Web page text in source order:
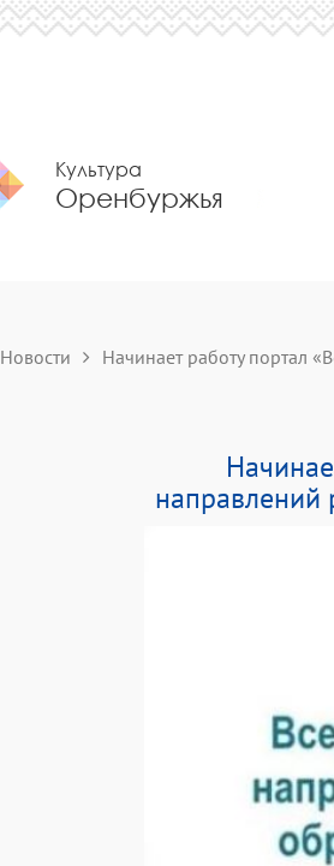
Культура
Оренбуржья
Новости Начинает работу портал
направлений